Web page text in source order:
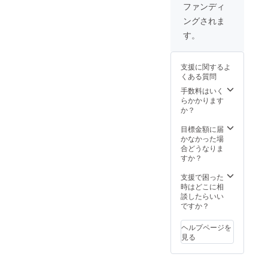
オルで
はカ
ラー、
刷！
グッズ
が手元
に届く
皆さん
も笑顔
うに、
という
気持ち
た。 新
ロゴもT
シャツ
より大
場させ
てみま
した！
赤黒の
が見れ
るか
も…？
視聴用
URLを
メール
で送信
③オリ
ジナルT
もて）
には、
過去の
ムも使
用して
いる
「一生
のロゴ
気合の
入った
ロゴを
分程度
の動画
でお届
手・マ
ジャー
の趣
味・特
技、
チーム
キャラ
付けな
ど試合
では見
い隠れ
た一面
が見れ
るか
！ 提供
方法：
視聴用
URLを
やバ
ナー画
像など
受け渡
せてい
ただき
ます。
※画
像は掲
メージ
です。
デザイ
ンを変
可能性
があり
ますの
でご注
さい。
ファンディ
ングされま
す。
支援に関するよ
くある質問
手数料はいく
らかかります
か？
目標金額に届
かなかった場
合どうなりま
すか？
支援で困った
時はどこに相
談したらいい
ですか？
ヘルプページを
見る